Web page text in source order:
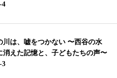
4
川は、嘘をつかない 〜西谷の水
消えた記憶と、子どもたちの声〜
3